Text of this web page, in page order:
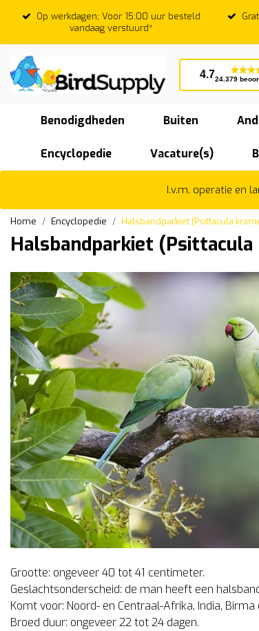
Gratis verzending vanaf €75,-* m.u.v.
broedkooien
4.724.379
Benodigdheden Buiten
Encyclopedie Vacature(s)
I.v.m. operatie en
Home Encyclopedie Halsbandparkiet (Psittacula
Halsbandparkiet
Grootte: ongeveer 40 tot 41 centimeter.
Geslachtsonderscheid: de man heeft een
Komt voor: Noord- en Centraal-Afrika, India,
Broed duur: ongeveer 22 tot 24 dagen.